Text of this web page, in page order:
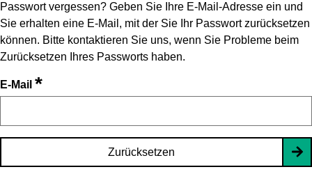
Passwort vergessen? Geben Sie Ihre E-Mail-Adresse ein und
Sie erhalten eine E-Mail, mit der Sie Ihr Passwort zurücksetzen
können. Bitte kontaktieren Sie uns, wenn Sie Probleme beim
Zurücksetzen Ihres Passworts haben.
E-Mail *
Zurücksetzen